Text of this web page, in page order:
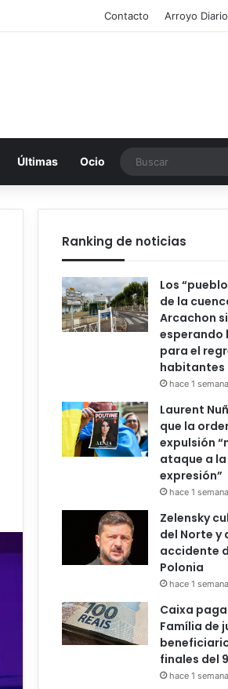
Contacto Arroyo Diario
Últimas Ocio
Ranking de noticias
Los
de la
Arcachon
esperando
para el
habitantes
hace 1 semana
Laurent
que la
expulsión
ataque a
expresión”
hace 1 semana
Zelensky
del Norte y
accidente
Polonia
hace 1 semana
Caixa
Família de
finales del 9
hace 1 semana